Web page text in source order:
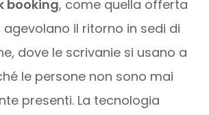
booking, come quella offerta
agevolano il ritorno in sedi di
dove le scrivanie si usano a
le persone non sono mai
presenti. La tecnologia